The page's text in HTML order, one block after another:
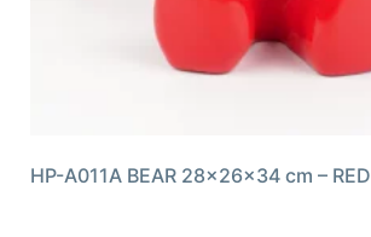
HP-A011A BEAR 28x26x34 cm – RED